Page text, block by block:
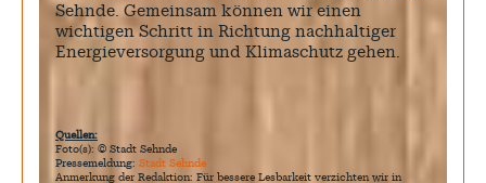
Sehnde. Gemeinsam können wir einen
wichtigen Schritt in Richtung nachhaltiger
Energieversorgung und Klimaschutz gehen.
Quellen:
Foto(s): © Stadt Sehnde
Pressemeldung: Stadt Sehnde
Anmerkung der Redaktion: Für bessere Lesbarkeit verzichten wir in